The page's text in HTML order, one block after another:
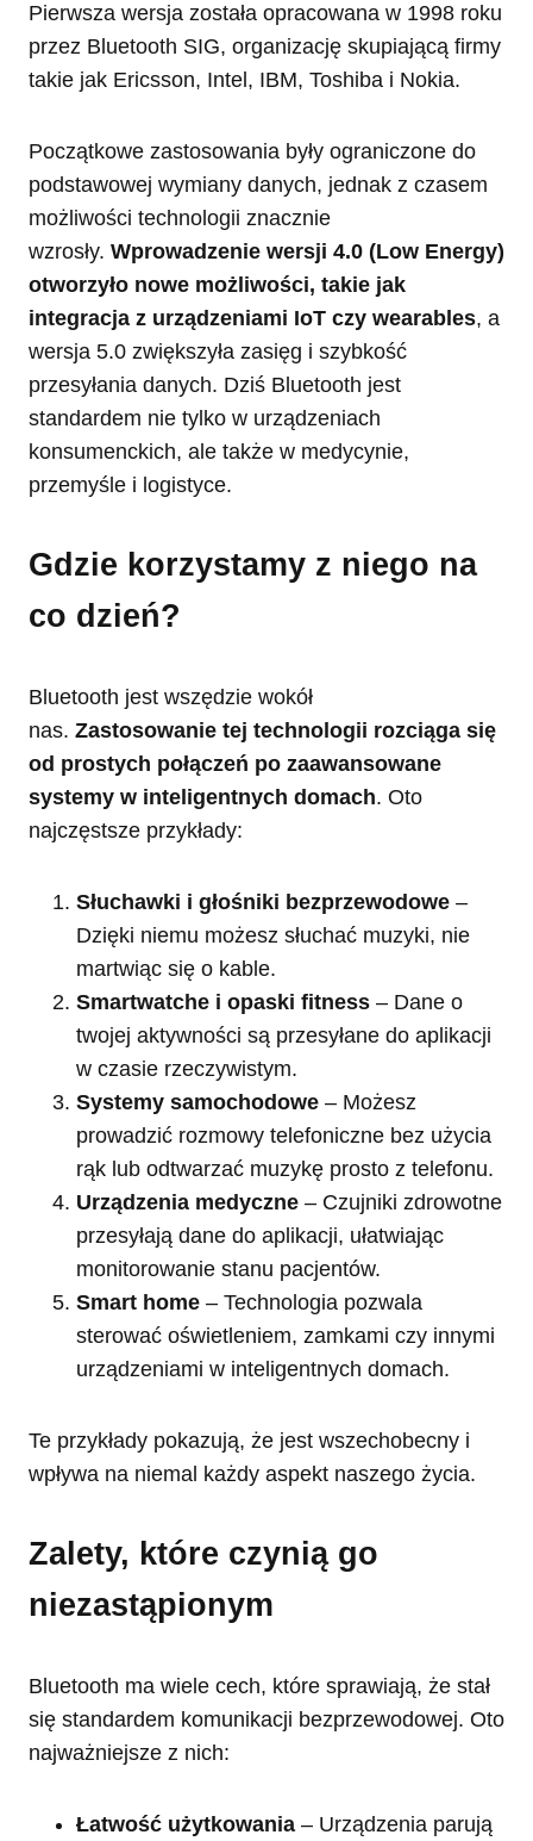
Pierwsza wersja została opracowana w 1998 roku
przez Bluetooth SIG, organizację skupiającą firmy
takie jak Ericsson, Intel, IBM, Toshiba i Nokia.
Początkowe zastosowania były ograniczone do
podstawowej wymiany danych, jednak z czasem
możliwości technologii znacznie
wzrosły. Wprowadzenie wersji 4.0 (Low Energy)
otworzyło nowe możliwości, takie jak
integracja z urządzeniami IoT czy wearables, a
wersja 5.0 zwiększyła zasięg i szybkość
przesyłania danych. Dziś Bluetooth jest
standardem nie tylko w urządzeniach
konsumenckich, ale także w medycynie,
przemyśle i logistyce.
Gdzie korzystamy z niego na
co dzień?
Bluetooth jest wszędzie wokół
nas. Zastosowanie tej technologii rozciąga się
od prostych połączeń po zaawansowane
systemy w inteligentnych domach. Oto
najczęstsze przykłady:
Słuchawki i głośniki bezprzewodowe –
Dzięki niemu możesz słuchać muzyki, nie
martwiąc się o kable.
Smartwatche i opaski fitness – Dane o
twojej aktywności są przesyłane do aplikacji
w czasie rzeczywistym.
Systemy samochodowe – Możesz
prowadzić rozmowy telefoniczne bez użycia
rąk lub odtwarzać muzykę prosto z telefonu.
Urządzenia medyczne – Czujniki zdrowotne
przesyłają dane do aplikacji, ułatwiając
monitorowanie stanu pacjentów.
Smart home – Technologia pozwala
sterować oświetleniem, zamkami czy innymi
urządzeniami w inteligentnych domach.
Te przykłady pokazują, że jest wszechobecny i
wpływa na niemal każdy aspekt naszego życia.
Zalety, które czynią go
niezastąpionym
Bluetooth ma wiele cech, które sprawiają, że stał
się standardem komunikacji bezprzewodowej. Oto
najważniejsze z nich:
Łatwość użytkowania – Urządzenia parują